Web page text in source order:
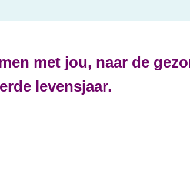
met jou, naar de
levensjaar.